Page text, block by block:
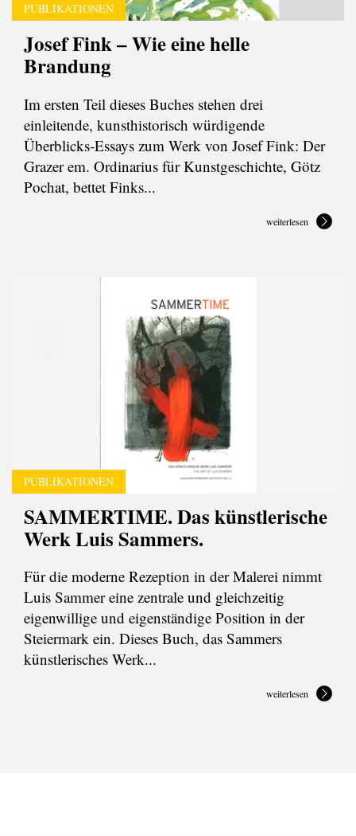
PUBLIKATIONEN
Josef Fink – Wie eine helle
Brandung
Im ersten Teil dieses Buches stehen drei
einleitende, kunsthistorisch würdigende
Überblicks-Essays zum Werk von Josef Fink: Der
Grazer em. Ordinarius für Kunstgeschichte, Götz
Pochat, bettet Finks...
weiterlesen
PUBLIKATIONEN
SAMMERTIME. Das künstlerische
Werk Luis Sammers.
Für die moderne Rezeption in der Malerei nimmt
Luis Sammer eine zentrale und gleichzeitig
eigenwillige und eigenständige Position in der
Steiermark ein. Dieses Buch, das Sammers
künstlerisches Werk...
weiterlesen